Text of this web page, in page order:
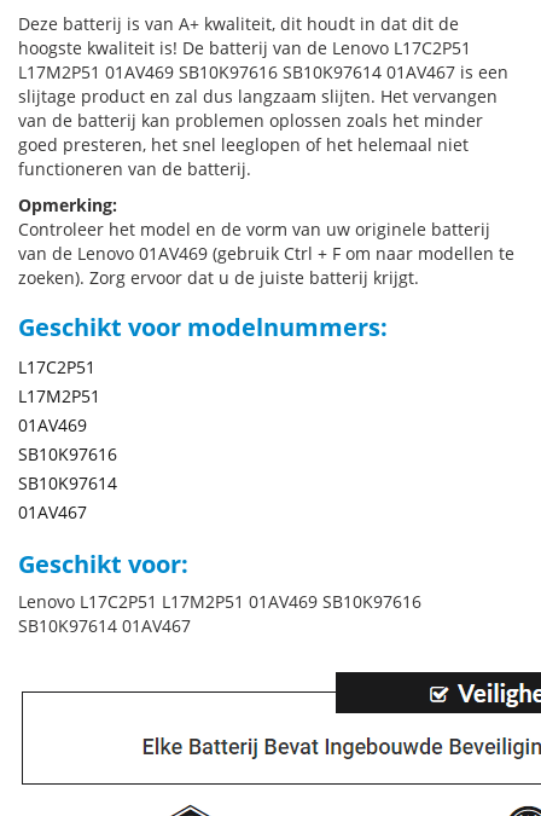
Deze batterij is van A+ kwaliteit, dit houdt in dat dit de
hoogste kwaliteit is! De batterij van de Lenovo L17C2P51
L17M2P51 01AV469 SB10K97616 SB10K97614 01AV467 is een
slijtage product en zal dus langzaam slijten. Het vervangen
van de batterij kan problemen oplossen zoals het minder
goed presteren, het snel leeglopen of het helemaal niet
functioneren van de batterij.
Opmerking:
Controleer het model en de vorm van uw originele batterij
van de Lenovo 01AV469 (gebruik Ctrl + F om naar modellen te
zoeken). Zorg ervoor dat u de juiste batterij krijgt.
Geschikt voor modelnummers:
L17C2P51
L17M2P51
01AV469
SB10K97616
SB10K97614
01AV467
Geschikt voor:
Lenovo L17C2P51 L17M2P51 01AV469 SB10K97616
SB10K97614 01AV467